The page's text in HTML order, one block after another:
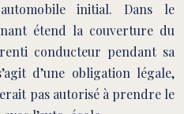
initial. Dans le
étend la couverture du
conducteur pendant sa
d’une obligation légale,
pas autorisé à prendre le